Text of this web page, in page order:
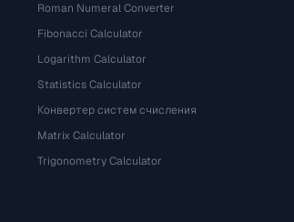
Roman Numeral Converter
Fibonacci Calculator
Logarithm Calculator
Statistics Calculator
Конвертер систем счисления
Matrix Calculator
Trigonometry Calculator